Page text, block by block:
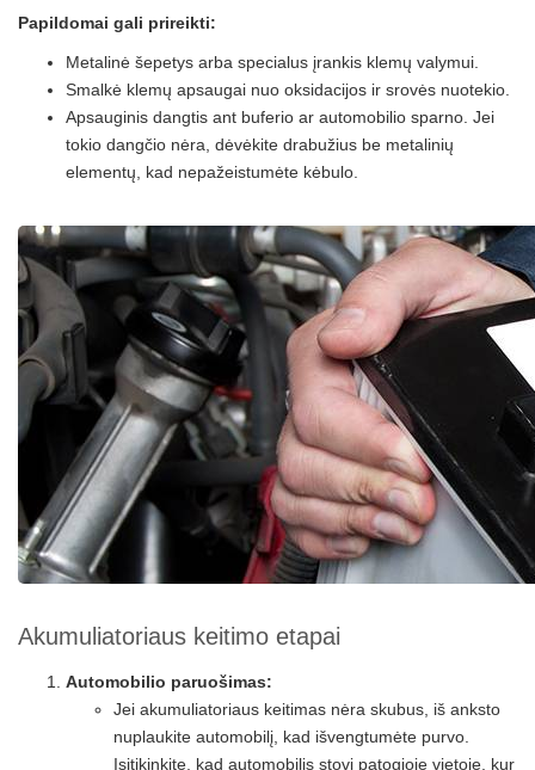
Papildomai gali prireikti:
Metalinė šepetys arba specialus įrankis klemų valymui.
Smalkė klemų apsaugai nuo oksidacijos ir srovės nuotekio.
Apsauginis dangtis ant buferio ar automobilio sparno. Jei
tokio dangčio nėra, dėvėkite drabužius be metalinių
elementų, kad nepažeistumėte kėbulo.
Akumuliatoriaus keitimo etapai
Automobilio paruošimas:
Jei akumuliatoriaus keitimas nėra skubus, iš anksto
nuplaukite automobilį, kad išvengtumėte purvo.
Įsitikinkite, kad automobilis stovi patogioje vietoje, kur